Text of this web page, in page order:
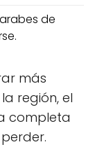
de
más
​región,‌ el
completa